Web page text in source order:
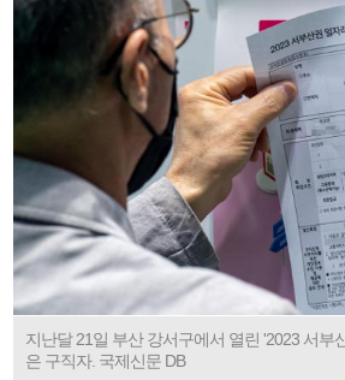
지난달 21일 부산 강서구에서 열린 '2023 서부
은 구직자. 국제신문 DB